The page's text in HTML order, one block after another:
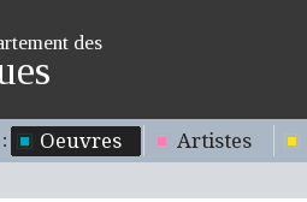
des
Oeuvres Artistes